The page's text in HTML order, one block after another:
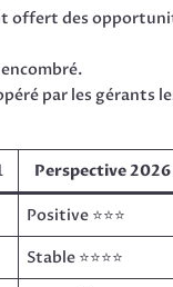
offert des
par les gérants
Perspective 2026
Positive ⭐⭐⭐
Stable ⭐⭐⭐⭐